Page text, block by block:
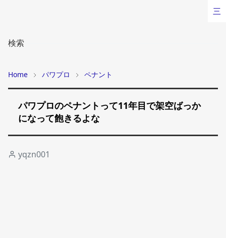
検索
Home パワプロ ペナント
パワプロのペナントって11年目で架空ばっか
になって飽きるよな
yqzn001
三